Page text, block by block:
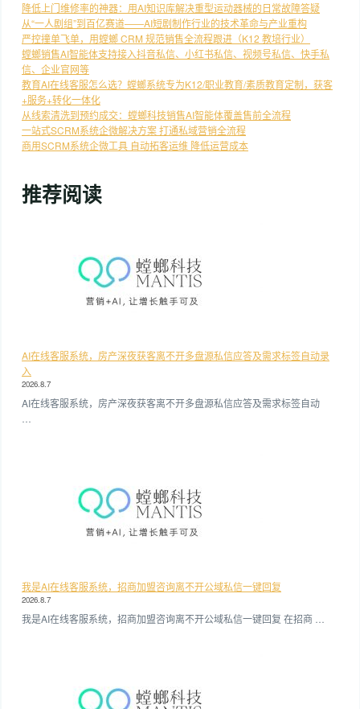
降低上门维修率的神器：用AI知识库解决重型运动器械的日常故障答疑
从“一人剧组”到百亿赛道——AI短剧制作行业的技术革命与产业重构
严控撞单飞单，用螳螂 CRM 规范销售全流程跟进（K12 教培行业）
螳螂销售AI智能体支持接入抖音私信、小红书私信、视频号私信、快手私
信、企业官网等
教育AI在线客服怎么选？螳螂系统专为K12/职业教育/素质教育定制，获客
+服务+转化一体化
从线索清洗到预约成交：螳螂科技销售AI智能体覆盖售前全流程
一站式SCRM系统企微解决方案 打通私域营销全流程
商用SCRM系统企微工具 自动拓客运维 降低运营成本
推荐阅读
AI在线客服系统，房产深夜获客离不开多盘源私信应答及需求标签自动录
入
2026.8.7
AI在线客服系统，房产深夜获客离不开多盘源私信应答及需求标签自动
我是AI在线客服系统，招商加盟咨询离不开公域私信一键回复
2026.8.7
我是AI在线客服系统，招商加盟咨询离不开公域私信一键回复 在招商 …